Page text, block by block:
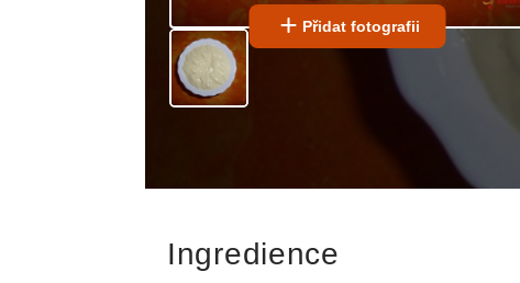
Přidat fotografii
Ingredience